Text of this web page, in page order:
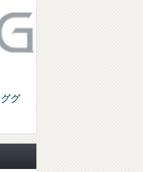
グ